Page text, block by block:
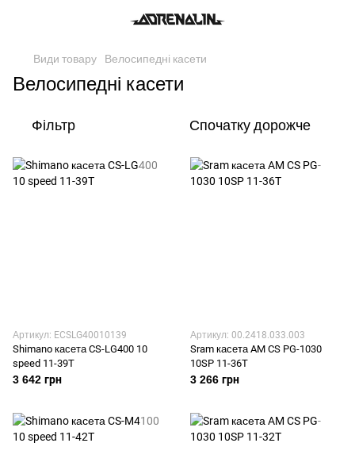
Види товару Велосипедні касети
Велосипедні касети
Фільтр Спочатку дорожче
Артикул: ECSLG40010139
Shimano касета CS-LG400 10
speed 11-39T
3 642 грн
Артикул: 00.2418.033.003
Sram касета AM CS PG-1030
10SP 11-36T
3 266 грн